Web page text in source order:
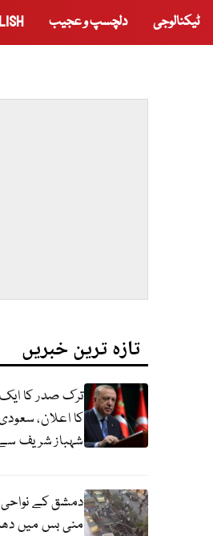
ٹیکنالوجی دلچسپ و عجیب
تازہ ترین خبریں
ترک صدر کا
کا اعلان،
شہباز شریف
دمشق کے